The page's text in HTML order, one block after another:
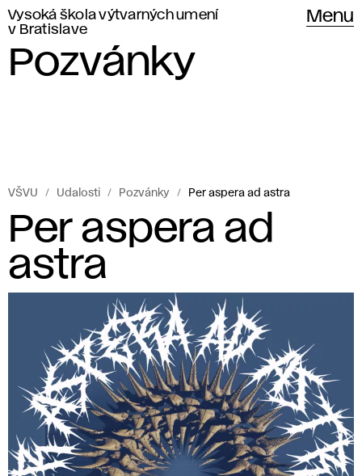
Vysoká škola výtvarných umení
v Bratislave
Menu
Pozvánky
VŠVU Udalosti Pozvánky Per aspera ad astra
Per aspera ad
astra